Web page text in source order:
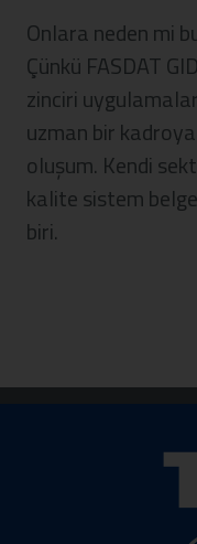
Onlara neden mi
Çünkü FASDAT
zinciri
uzman bir
oluşum. Kendi
kalite sistem
biri.